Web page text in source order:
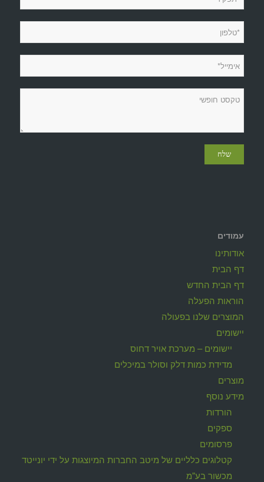
עמודים
אודותינו
דף הבית
דף הבית החדש
הוראות הפעלה
המוצרים שלנו בפעולה
יישומים
יישומים – מערכת אויר דחוס
מדידת כמות דלק וסולר במיכלים
מוצרים
מידע נוסף
הורדות
ספקים
פרסומים
קטלוגים כלליים של מיטב החברות המיוצגות על ידי יונייטד
מכשור בע"מ